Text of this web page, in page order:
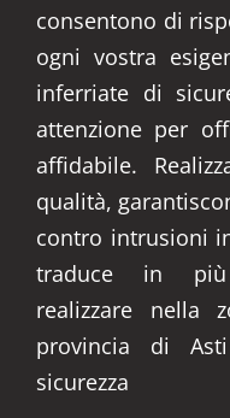
consentono di
ogni vostra
inferriate di
attenzione per
affidabile.
qualità,
contro intrusioni
traduce in più
realizzare nella
provincia di
sicurezza